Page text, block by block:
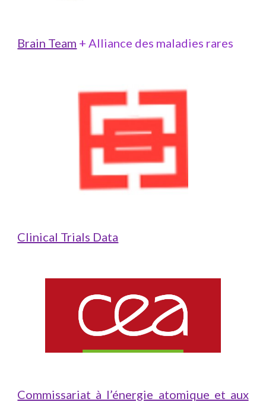
Brain Team + Alliance des maladies rares
Clinical Trials Data
Commissariat à l’énergie atomique et aux